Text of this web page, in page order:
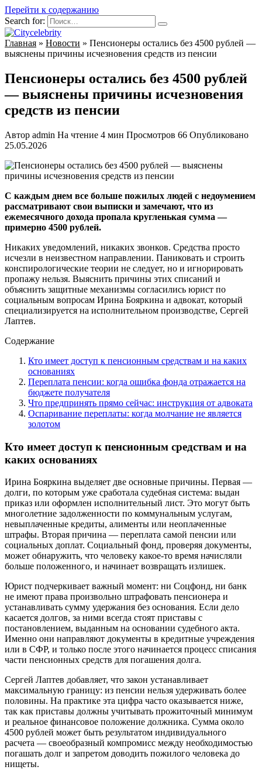
Перейти к содержанию
Search for:
Главная » Новости » Пенсионеры остались без 4500 рублей —
выяснены причины исчезновения средств из пенсии
Пенсионеры остались без 4500 рублей
— выяснены причины исчезновения
средств из пенсии
Автор admin На чтение 4 мин Просмотров 66 Опубликовано
25.05.2026
С каждым днем все больше пожилых людей с недоумением
рассматривают свои выписки и замечают, что из
ежемесячного дохода пропала кругленькая сумма —
примерно 4500 рублей.
Никаких уведомлений, никаких звонков. Средства просто
исчезли в неизвестном направлении. Паниковать и строить
конспирологические теории не следует, но и игнорировать
пропажу нельзя. Выяснить причины этих списаний и
объяснить защитные механизмы согласились юрист по
социальным вопросам Ирина Бояркина и адвокат, который
специализируется на исполнительном производстве, Сергей
Лаптев.
Содержание
Кто имеет доступ к пенсионным средствам и на каких
основаниях
Переплата пенсии: когда ошибка фонда отражается на
бюджете получателя
Что предпринять прямо сейчас: инструкция от адвоката
Оспаривание переплаты: когда молчание не является
золотом
Кто имеет доступ к пенсионным средствам и на
каких основаниях
Ирина Бояркина выделяет две основные причины. Первая —
долги, по которым уже сработала судебная система: выдан
приказ или оформлен исполнительный лист. Это могут быть
многолетние задолженности по коммунальным услугам,
невыплаченные кредиты, алименты или неоплаченные
штрафы. Вторая причина — переплата самой пенсии или
социальных доплат. Социальный фонд, проверяя документы,
может обнаружить, что человеку какое-то время начисляли
больше положенного, и начинает возвращать излишек.
Юрист подчеркивает важный момент: ни Соцфонд, ни банк
не имеют права произвольно штрафовать пенсионера и
устанавливать сумму удержания без основания. Если дело
касается долгов, за ними всегда стоят приставы с
постановлением, выданным на основании судебного акта.
Именно они направляют документы в кредитные учреждения
или в СФР, и только после этого начинается процесс списания
части пенсионных средств для погашения долга.
Сергей Лаптев добавляет, что закон устанавливает
максимальную границу: из пенсии нельзя удерживать более
половины. На практике эта цифра часто оказывается ниже,
так как приставы должны учитывать прожиточный минимум
и реальное финансовое положение должника. Сумма около
4500 рублей может быть результатом индивидуального
расчета — своеобразный компромисс между необходимостью
погашать долг и запретом доводить пожилого человека до
нищеты.